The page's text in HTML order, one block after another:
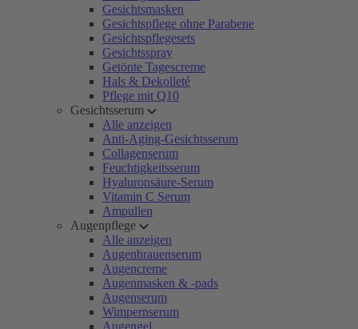
Gesichtsmasken
Gesichtspflege ohne Parabene
Gesichtspflegesets
Gesichtsspray
Getönte Tagescreme
Hals & Dekolleté
Pflege mit Q10
Gesichtsserum
Alle anzeigen
Anti-Aging-Gesichtsserum
Collagenserum
Feuchtigkeitsserum
Hyaluronsäure-Serum
Vitamin C Serum
Ampullen
Augenpflege
Alle anzeigen
Augenbrauenserum
Augencreme
Augenmasken & -pads
Augenserum
Wimpernserum
Augengel